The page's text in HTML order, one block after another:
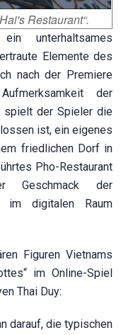
Restaurant“.
unterhaltsames
Elemente des
nach der Premiere
der
spielt der Spieler die
ist, ein eigenes
friedlichen Dorf in
Pho-Restaurant
Geschmack der
im digitalen Raum
Figuren Vietnams
im Online-Spiel
Thai Duy:
darauf, die typischen